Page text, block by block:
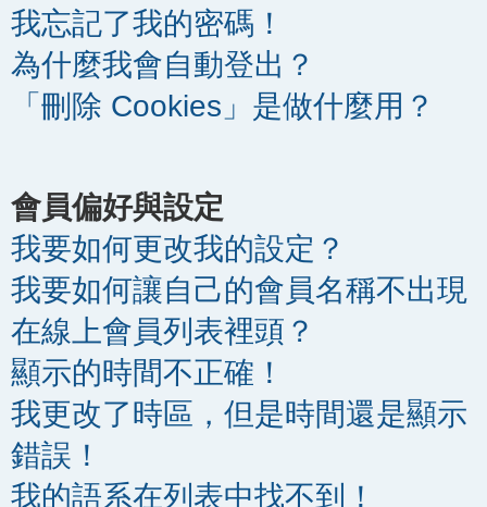
我忘記了我的密碼！
為什麼我會自動登出？
「刪除 Cookies」是做什麼用？
會員偏好與設定
我要如何更改我的設定？
我要如何讓自己的會員名稱不出現
在線上會員列表裡頭？
顯示的時間不正確！
我更改了時區，但是時間還是顯示
錯誤！
我的語系在列表中找不到！